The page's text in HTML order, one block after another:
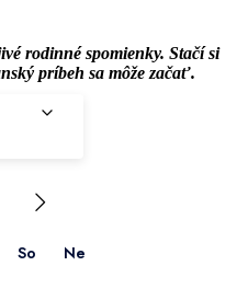
rodinné spomienky. Stačí si
príbeh sa môže začať.